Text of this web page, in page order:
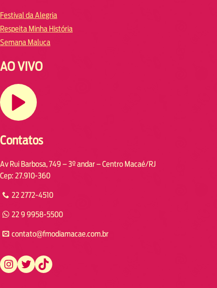
Festival da Alegria
Respeita Minha História
Semana Maluca
AO VIVO
Contatos
Av Rui Barbosa, 749 – 3º andar – Centro Macaé/RJ
Cep: 27.910-360
22 2772-4510
22 9 9958-5500
contato@fmodiamacae.com.br
https://www.instagram.com/fmodia.macae/ https://twitter.com/fmodia.macae/ https://www.tiktok.com/@fmodia.macae